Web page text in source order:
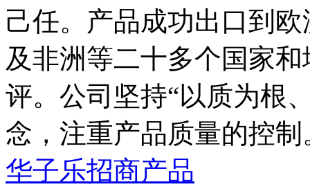
己任。产品成功出口到
及非洲等二十多个国家
评。公司坚持“以质为根
念，注重产品质量的控制
华子乐招商产品